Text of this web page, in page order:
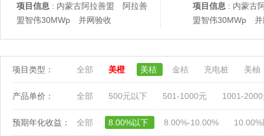
项目信息 : 内蒙古阿拉善盟 阿拉善
盟智伟30MWp 并网验收
项目信息 : 内蒙古
盟智伟30MWp 并
项目类型： 全部 美橙 美桔 金桔 充电桩 美柚
产品单价： 全部 500元以下 501-1000元 1001-
预期年化收益： 全部 8.00%以下 8.00%-10.00%